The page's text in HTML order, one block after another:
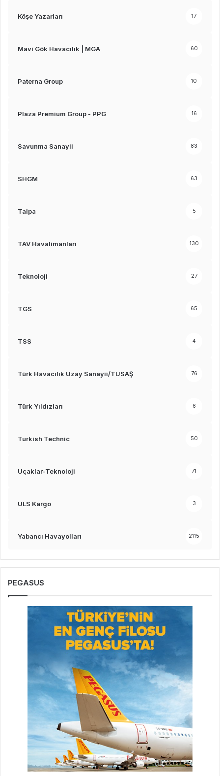
Köşe Yazarları 17
Mavi Gök Havacılık | MGA 60
Paterna Group 10
Plaza Premium Group - PPG 16
Savunma Sanayii 83
SHGM 63
Talpa 5
TAV Havalimanları 130
Teknoloji 27
TGS 65
TSS 4
Türk Havacılık Uzay Sanayii/TUSAŞ 76
Türk Yıldızları 6
Turkish Technic 50
Uçaklar-Teknoloji 71
ULS Kargo 3
Yabancı Havayolları 2115
PEGASUS